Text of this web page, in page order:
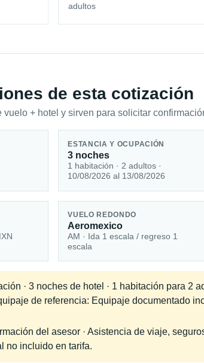
adultos
de esta cotización
+ hotel y sirven para solicitar
ESTANCIA Y OCUPACIÓN
3 noches
1 habitación · 2 adultos ·
10/08/2026 al 13/08/2026
VUELO REDONDO
Aeromexico
AM · Ida 1 escala / regreso 1
escala
· 3 noches de hotel · 1 habitación para 2
de referencia: Equipaje documentado
del asesor · Asistencia de viaje,
no incluido en tarifa.